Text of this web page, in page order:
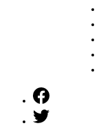
Facebook
Twitter